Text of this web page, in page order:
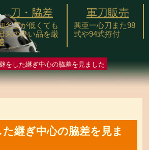
軍刀販売
興亜一心刀また98
式や94式拵付
刀・脇差
名度が低くても
来の良い品を厳
をした継ぎ中心の脇差を見ました
継ぎ中心の脇差を見ま